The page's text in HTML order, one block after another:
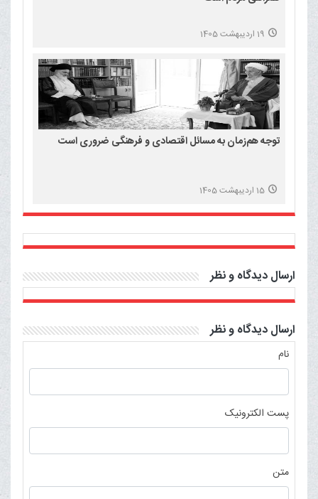
19 اردیبهشت 1405
توجه هم‌زمان به مسائل اقتصادی و فرهنگی ضروری است
15 اردیبهشت 1405
ارسال دیدگاه و نظر
ارسال دیدگاه و نظر
نام
پست الکترونیک
متن